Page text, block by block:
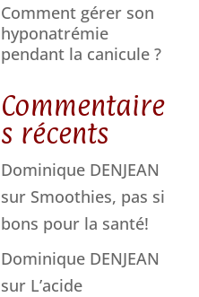
Comment gérer son
hyponatrémie
pendant la canicule ?
Commentaire
s récents
Dominique DENJEAN
sur Smoothies, pas si
bons pour la santé!
Dominique DENJEAN
sur L’acide